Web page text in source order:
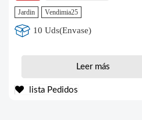
Jardin Vendimia25
10 Uds(Envase)
Leer más
lista Pedidos